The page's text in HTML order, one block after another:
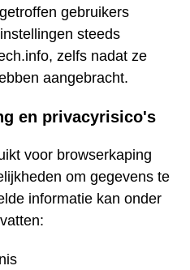
gebruikers
steeds
zelfs nadat ze
aangebracht.
en privacyrisico's
voor browserkaping
om gegevens te
informatie kan onder